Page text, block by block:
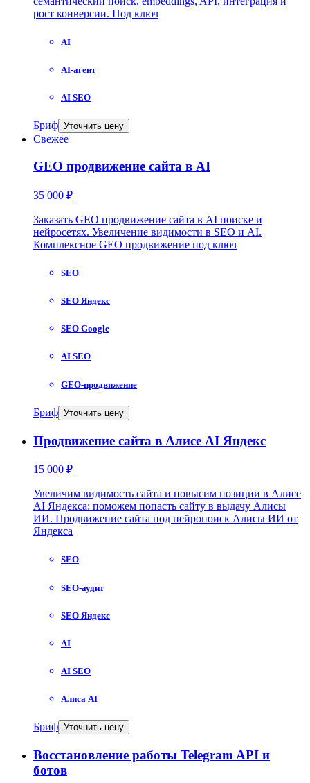
рост конверсии. Под ключ
AI
AI-агент
AI SEO
Бриф Уточнить цену
Свежее
GEO продвижение сайта в AI
35 000 ₽
Заказать GEO продвижение сайта в AI поиске и
нейросетях. Увеличение видимости в SEO и AI.
Комплексное GEO продвижение под ключ
SEO
SEO Яндекс
SEO Google
AI SEO
GEO-продвижение
Бриф Уточнить цену
Продвижение сайта в Алисе AI Яндекс
15 000 ₽
Увеличим видимость сайта и повысим позиции в Алисе
AI Яндекса: поможем попасть сайту в выдачу Алисы
ИИ. Продвижение сайта под нейропоиск Алисы ИИ от
Яндекса
SEO
SEO-аудит
SEO Яндекс
AI
AI SEO
Алиса AI
Бриф Уточнить цену
Восстановление работы Telegram API и
ботов